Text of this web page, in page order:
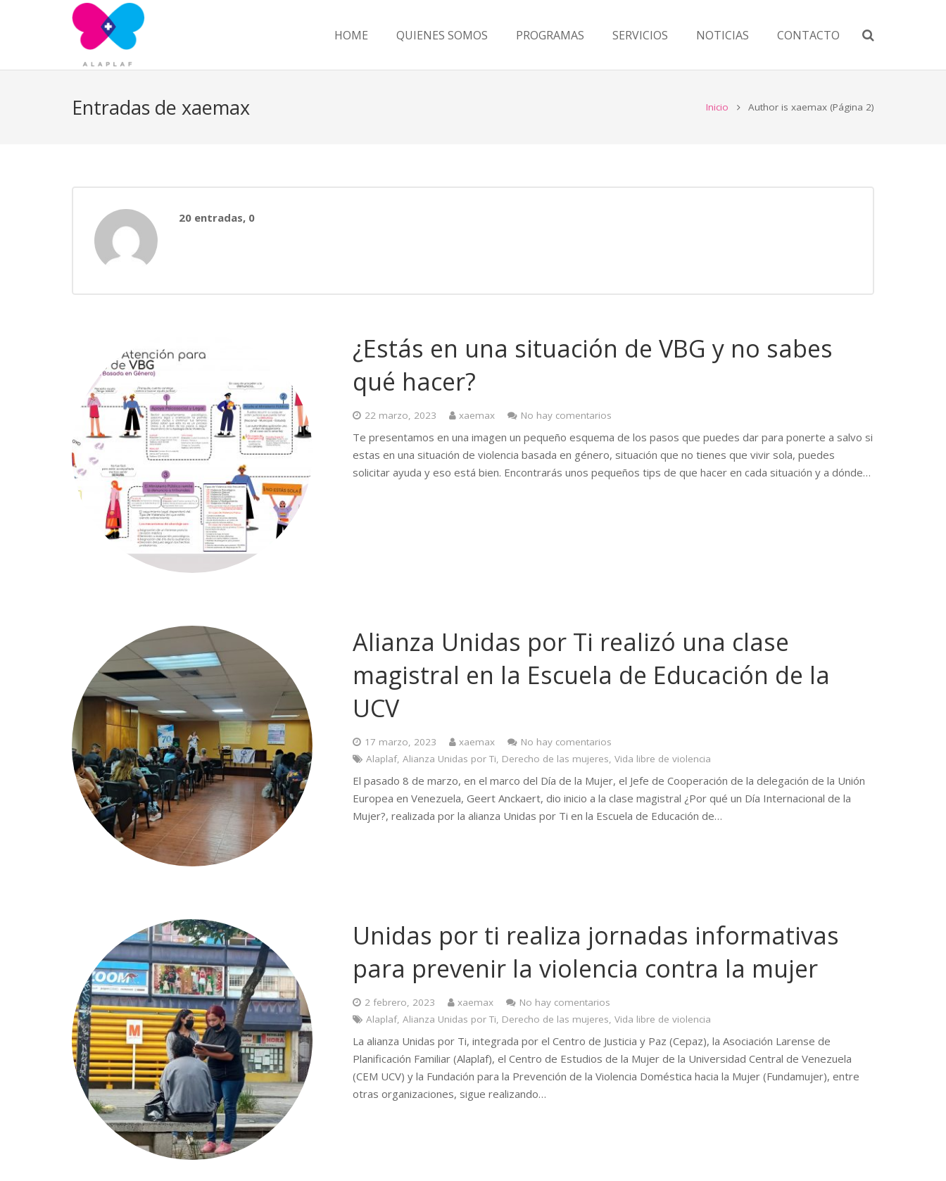
HOME QUIENES SOMOS PROGRAMAS SERVICIOS NOTICIAS CONTACTO
Entradas de xaemax Inicio Author is xaemax (Página 2)
20 entradas, 0comentarios
¿Estás en una situación de VBG y no sabes
qué hacer?
22 marzo, 2023 xaemax No hay comentarios
Te presentamos en una imagen un pequeño esquema de los pasos que puedes dar para ponerte a salvo si
estas en una situación de violencia basada en género, situación que no tienes que vivir sola, puedes
solicitar ayuda y eso está bien. Encontrarás unos pequeños tips de que hacer en cada situación y a dónde…
Alianza Unidas por Ti realizó una clase
magistral en la Escuela de Educación de la
UCV
17 marzo, 2023 xaemax
No hay comentarios
Alaplaf, Alianza Unidas por Ti Derecho de las mujeres Vida libre de violencia
El pasado 8 de marzo, en el marco del Día de la Mujer, el Jefe de Cooperación de la delegación de la Unión
Europea en Venezuela, Geert Anckaert, dio inicio a la clase magistral ¿Por qué un Día Internacional de la
Mujer?, realizada por la alianza Unidas por Ti en la Escuela de Educación de…
Unidas por ti realiza jornadas informativas
para prevenir la violencia contra la mujer
2 febrero, 2023 xaemax
No hay comentarios
Alaplaf, Alianza Unidas por Ti Derecho de las mujeres Vida libre de violencia
La alianza Unidas por Ti, integrada por el Centro de Justicia y Paz (Cepaz), la Asociación Larense de
Planificación Familiar (Alaplaf), el Centro de Estudios de la Mujer de la Universidad Central de Venezuela
(CEM UCV) y la Fundación para la Prevención de la Violencia Doméstica hacia la Mujer (Fundamujer), entre
otras organizaciones, sigue realizando…